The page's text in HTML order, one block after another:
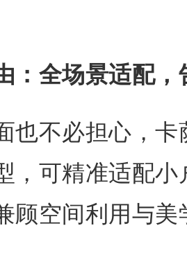
：全场景适配，
不必担心，卡
，可精准适配
顾空间利用与美